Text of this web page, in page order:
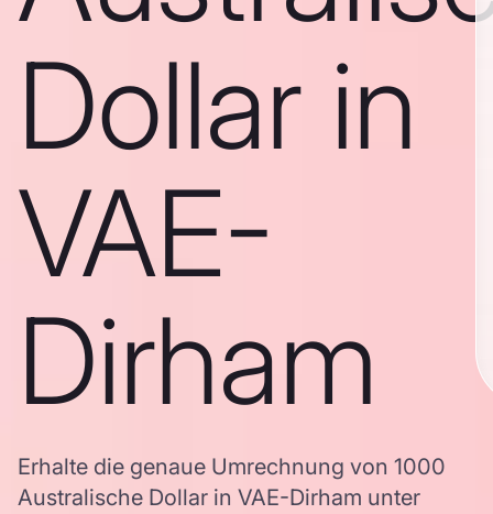
Dollar in
VAE-
Dirham
Erhalte die genaue Umrechnung von 1000
Australische Dollar in VAE-Dirham unter